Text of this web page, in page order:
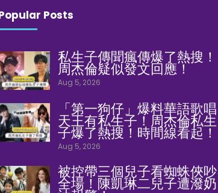
Posts
私生子傳聞瘋傳爆了熱搜！
周杰倫疑似發文回應！
Aug 5, 2026
「第一狗仔」爆料華語歌唱
天王有私生子！周杰倫私生
子爆了熱搜！時間線看起！
Aug 5, 2026
被控帶三個兒子看蜘蛛俠吵
全場！陳凱琳二兒子遭潑奶